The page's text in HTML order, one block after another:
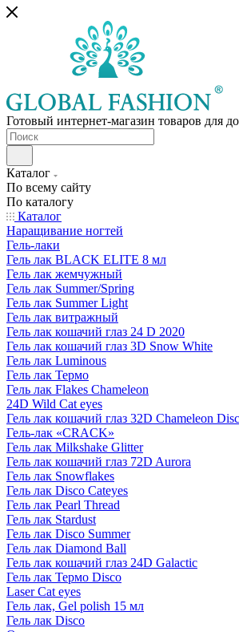
Готовый интернет-магазин товаров для
Каталог
По всему сайту
По каталогу
Каталог
Наращивание ногтей
Гель-лаки
Гель лак BLACK ELITE 8 мл
Гель лак жемчужный
Гель лак Summer/Spring
Гель лак Summer Light
Гель лак витражный
Гель лак кошачий глаз 24 D 2020
Гель лак кошачий глаз 3D Snow White
Гель лак Luminous
Гель лак Термо
Гель лак Flakes Chameleon
24D Wild Cat eyes
Гель лак кошачий глаз 32D Chameleon
Гель-лак «CRACK»
Гель лак Milkshake Glitter
Гель лак кошачий глаз 72D Aurora
Гель лак Snowflakes
Гель лак Disco Cateyes
Гель лак Pearl Thread
Гель лак Stardust
Гель лак Disco Summer
Гель лак Diamond Ball
Гель лак кошачий глаз 24D Galactic
Гель лак Термо Disco
Laser Cat eyes
Гель лак, Gel polish 15 мл
Гель лак Disco